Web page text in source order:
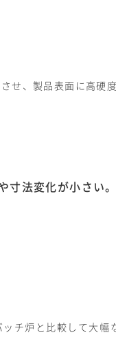
せ、製品表面に高硬
寸法変化が小さい。
チ炉と比較して大